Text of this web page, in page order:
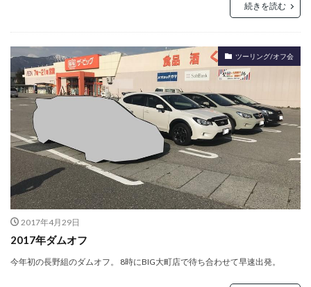
続きを読む
ツーリング/オフ会
2017年4月29日
2017年ダムオフ
今年初の長野組のダムオフ。 8時にBIG大町店で待ち合わせて早速出発。